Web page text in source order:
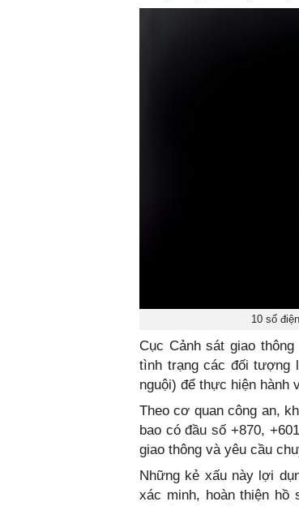
10 số
Cục Cảnh sát giao
tình trạng các đối tượng
nguội) để thực hiện hành
Theo cơ quan công an,
bao có đầu số +870,
giao thông và yêu cầu
Những kẻ xấu này lợi
xác minh, hoàn thiện hồ